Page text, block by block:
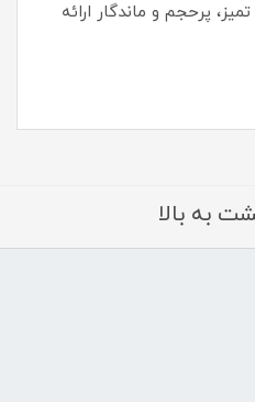
پرحجم و ماندگار ارائه
به بالا